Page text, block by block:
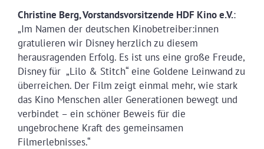
Christine Berg, Vorstandsvorsitzende HDF Kino e.V.:
„Im Namen der deutschen Kinobetreiber:innen
gratulieren wir Disney herzlich zu diesem
herausragenden Erfolg. Es ist uns eine große Freude,
Disney für „Lilo & Stitch“ eine Goldene Leinwand zu
überreichen. Der Film zeigt einmal mehr, wie stark
das Kino Menschen aller Generationen bewegt und
verbindet – ein schöner Beweis für die
ungebrochene Kraft des gemeinsamen
Filmerlebnisses.“